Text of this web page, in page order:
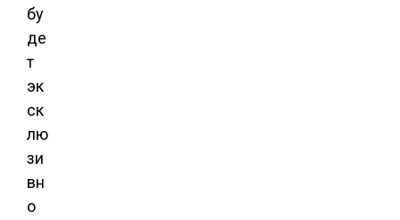
бу
де
т
эк
ск
лю
зи
вн
о